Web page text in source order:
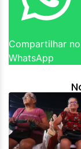
Compartilhar no
WhatsApp